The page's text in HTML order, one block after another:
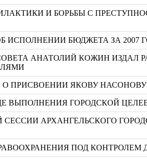
И БОРЬБЫ С
БЮДЖЕТА ЗА 2007
АНАТОЛИЙ КОЖИН
О ПРИСВОЕНИИ ЯКОВУ
ГОРОДСКОЙ
АРХАНГЕЛЬСКОГО
ПОД КОНТРОЛЕМ